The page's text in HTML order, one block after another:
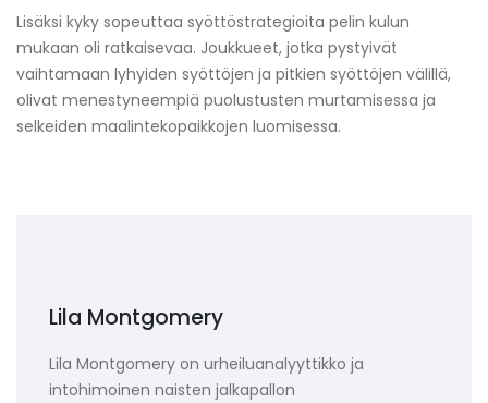
Lisäksi kyky sopeuttaa syöttöstrategioita pelin kulun
mukaan oli ratkaisevaa. Joukkueet, jotka pystyivät
vaihtamaan lyhyiden syöttöjen ja pitkien syöttöjen välillä,
olivat menestyneempiä puolustusten murtamisessa ja
selkeiden maalintekopaikkojen luomisessa.
Lila Montgomery
Lila Montgomery on urheiluanalyyttikko ja
intohimoinen naisten jalkapallon